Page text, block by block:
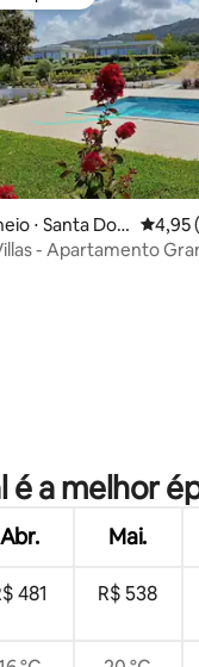
de 5, 11 avaliações
⋅ Santa Do
4,95
4,95
- Apartamento
é a melhor
Abr. Mai.
481 R$ 538